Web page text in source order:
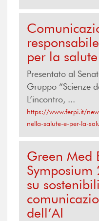
per la salute
Presentato al
Gruppo “Scienze
L’incontro, ...
https://www.ferpi.it/
nella-salute-e-per-la-
Green Med
su
dell’AI